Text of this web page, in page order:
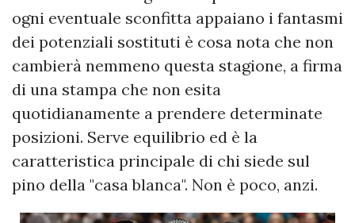
ogni eventuale sconfitta appaiano i fantasmi
dei potenziali sostituti è cosa nota che non
cambierà nemmeno questa stagione, a firma
di una stampa che non esita
quotidianamente a prendere determinate
posizioni. Serve equilibrio ed è la
caratteristica principale di chi siede sul
pino della "casa blanca". Non è poco, anzi.